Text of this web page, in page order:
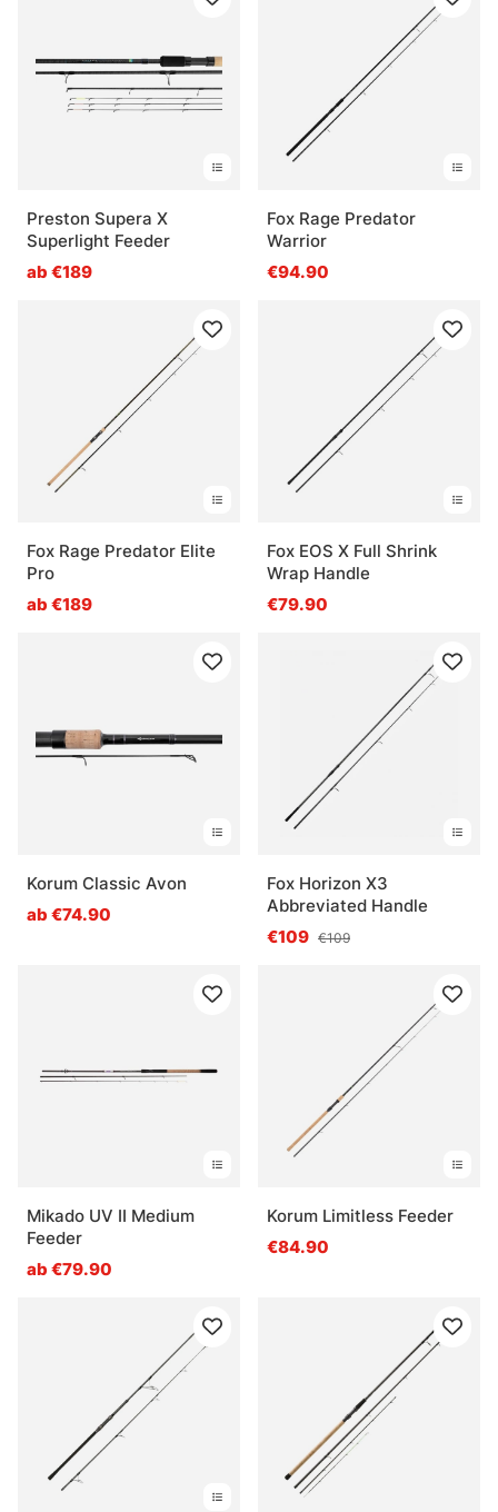
Preston Supera X
Superlight Feeder
ab €189
Fox Rage Predator
Warrior
€94.90
Fox Rage Predator Elite
Pro
ab €189
Fox EOS X Full Shrink
Wrap Handle
€79.90
Korum Classic Avon
ab €74.90
Fox Horizon X3
Abbreviated Handle
€109 €109
Mikado UV II Medium
Feeder
ab €79.90
Korum Limitless Feeder
€84.90